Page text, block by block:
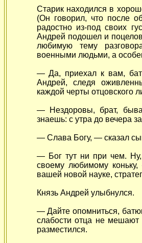
Старик находился в
(Он говорил, что после
радостно из-под своих
Андрей подошел и
любимую тему
военными людьми, а
— Да, приехал к вам,
Андрей, следя
каждой черты отцовского
— Нездоровы, брат,
знаешь: с утра до вечера
— Слава Богу, — сказал
— Бог тут ни при чем.
своему любимому
вашей новой науке,
Князь Андрей улыбнулся.
— Дайте опомниться,
слабости отца не
разместился.